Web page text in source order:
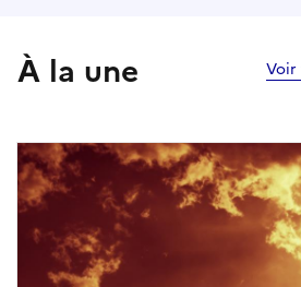
À la une Voir